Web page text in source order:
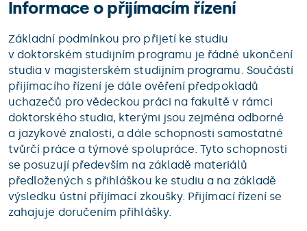
Informace o přijímacím řízení
Základní podmínkou pro přijetí ke studiu
v doktorském studijním programu je řádné ukončení
studia v magisterském studijním programu. Součástí
přijímacího řízení je dále ověření předpokladů
uchazečů pro vědeckou práci na fakultě v rámci
doktorského studia, kterými jsou zejména odborné
a jazykové znalosti, a dále schopnosti samostatné
tvůrčí práce a týmové spolupráce. Tyto schopnosti
se posuzují především na základě materiálů
předložených s přihláškou ke studiu a na základě
výsledku ústní příjímací zkoušky. Přijímací řízení se
zahajuje doručením přihlášky.